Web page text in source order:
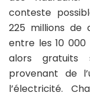
conteste
225 millions de
entre les 10 000
alors gratuits
provenant de
l’électricité.